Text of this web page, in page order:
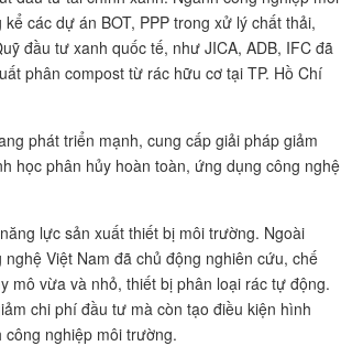
các dự án BOT, PPP trong xử lý chất thải,
đầu tư xanh quốc tế, như JICA, ADB, IFC đã
phân compost từ rác hữu cơ tại TP. Hồ Chí
phát triển mạnh, cung cấp giải pháp giảm
học phân hủy hoàn toàn, ứng dụng công nghệ
lực sản xuất thiết bị môi trường. Ngoài
Việt Nam đã chủ động nghiên cứu, chế
mô vừa và nhỏ, thiết bị phân loại rác tự động.
chi phí đầu tư mà còn tạo điều kiện hình
nghiệp môi trường.